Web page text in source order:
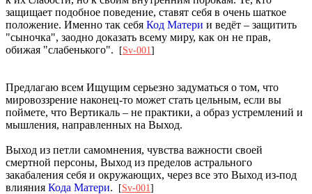
защищает подобное поведение, ставят себя в очень шаткое
положение. Именно так себя Код Матери и ведёт – защитить
"сыночка", заодно доказать всему миру, как он не прав,
обижая "слабенького".
[Sv-001 ]
Предлагаю всем Ищущим серьезно задуматься о том, что
мировоззрение наконец-то может стать цельным, если вы
поймете, что Вертикаль – не практики, а образ устремлений и
мышления, направленных на Выход.
Выход из петли самомнения, чувства важности своей
смертной персоны, Выход из пределов астрального
закабаления себя и окружающих, через все это Выход из-под
влияния Кода Матери. [Sv-001 ]